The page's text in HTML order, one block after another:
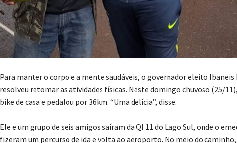
Para manter o corpo e a mente saudáveis, o governador eleito Ibaneis
resolveu retomar as atividades físicas. Neste domingo chuvoso (25/
bike de casa e pedalou por 36km. “Uma delícia”, disse.
Ele e um grupo de seis amigos saíram da QI 11 do Lago Sul, onde o
fizeram um percurso de ida e volta ao aeroporto. No meio do caminho,